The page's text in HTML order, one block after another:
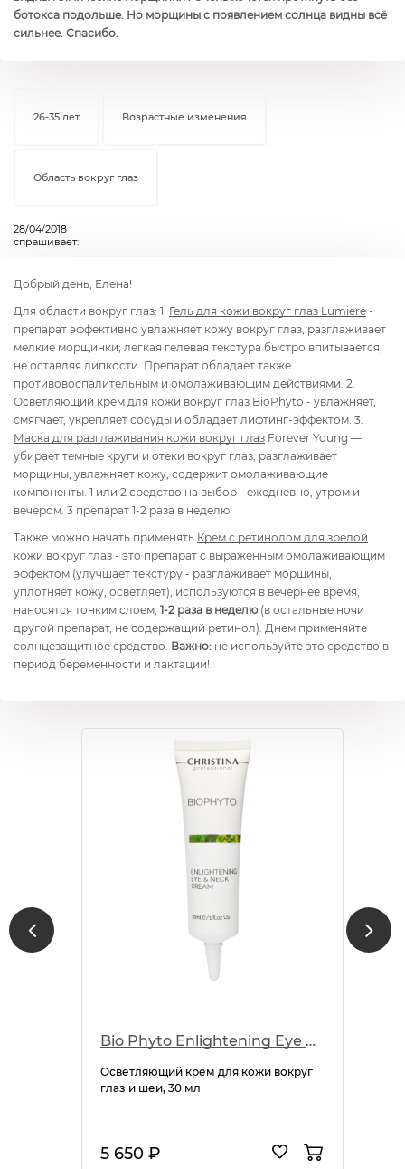
ботокса подольше. Но морщины с появлением солнца видны всё
сильнее. Спасибо.
26-35 лет Возрастные изменения
Область вокруг глаз
28/04/2018
спрашивает:
Добрый день, Елена!
Для области вокруг глаз: 1. Гель для кожи вокруг глаз Lumiere -
препарат эффективно увлажняет кожу вокруг глаз, разглаживает
мелкие морщинки; легкая гелевая текстура быстро впитывается,
не оставляя липкости. Препарат обладает также
противовоспалительным и омолаживающим действиями. 2.
Осветляющий крем для кожи вокруг глаз BioPhyto - увлажняет,
смягчает, укрепляет сосуды и обладает лифтинг-эффектом. 3.
Маска для разглаживания кожи вокруг глаз Forever Young —
убирает темные круги и отеки вокруг глаз, разглаживает
морщины, увлажняет кожу, содержит омолаживающие
компоненты. 1 или 2 средство на выбор - ежедневно, утром и
вечером. 3 препарат 1-2 раза в неделю.
Также можно начать применять Крем с ретинолом для зрелой
кожи вокруг глаз - это препарат с выраженным омолаживающим
эффектом (улучшает текстуру - разглаживает морщины,
уплотняет кожу, осветляет), используются в вечернее время,
наносятся тонким слоем, 1-2 раза в неделю(в остальные ночи
другой препарат, не содержащий ретинол). Днем применяйте
солнцезащитное средство. Важно: не используйте это средство в
период беременности и лактации!
Bio Phyto Enlightening Eye & Neck Cream
Осветляющий крем для кожи вокруг
глаз и шеи, 30 мл
5 650 ₽